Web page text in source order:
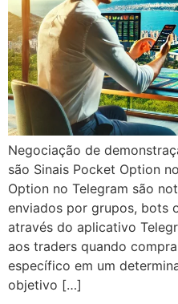
Negociação de
são Sinais Pocket Option
Option no Telegram são
enviados por grupos, bots
através do aplicativo
aos traders quando
específico em um
objetivo […]